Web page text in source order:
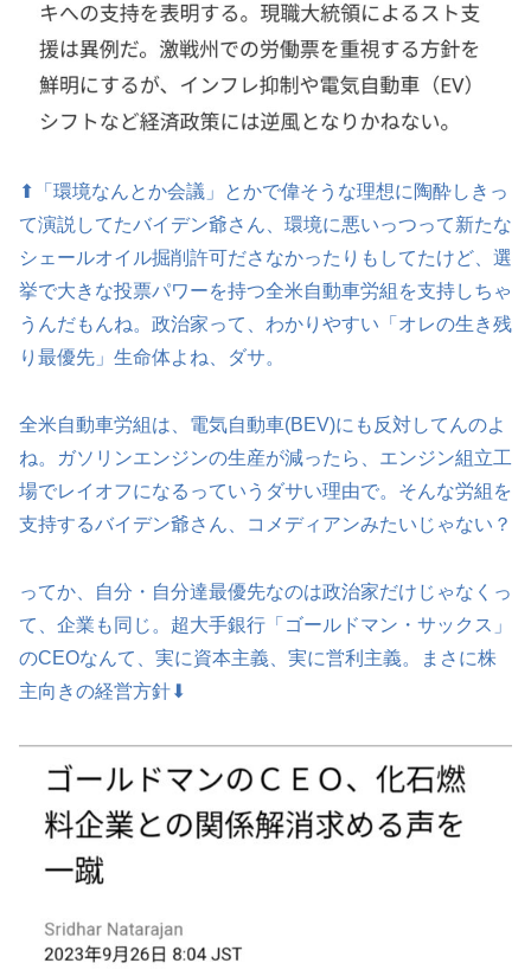
⬆「環境なんとか会議」とかで偉そうな理想に陶酔しきっ
て演説してたバイデン爺さん、環境に悪いっつって新たな
シェールオイル掘削許可ださなかったりもしてたけど、選
挙で大きな投票パワーを持つ全米自動車労組を支持しちゃ
うんだもんね。政治家って、わかりやすい「オレの生き残
り最優先」生命体よね、ダサ。
全米自動車労組は、電気自動車(BEV)にも反対してんのよ
ね。ガソリンエンジンの生産が減ったら、エンジン組立工
場でレイオフになるっていうダサい理由で。そんな労組を
支持するバイデン爺さん、コメディアンみたいじゃない？
ってか、自分・自分達最優先なのは政治家だけじゃなくっ
て、企業も同じ。超大手銀行「ゴールドマン・サックス」
のCEOなんて、実に資本主義、実に営利主義。まさに株
主向きの経営方針⬇